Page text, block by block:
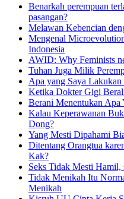
Benarkah perempuan
pasangan?
Melawan Kebencian
Mengenal
Indonesia
AWID: Why Feminists
Tuhan Juga Milik
Apa yang Saya
Ketika Dokter Gigi
Berani Menentukan
Kalau Keperawanan
Dong?
Yang Mesti Dipahami
Ditentang Orangtua
Kak?
Seks Tidak Mesti
Tidak Menikah Itu
Menikah